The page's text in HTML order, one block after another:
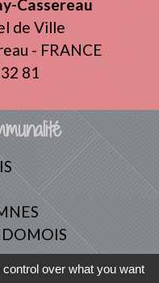
Cassereau
de Ville
- FRANCE
81
over what you want